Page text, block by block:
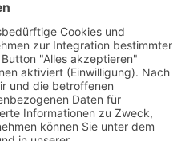
Size
469.14 Kb
142.66 Kb